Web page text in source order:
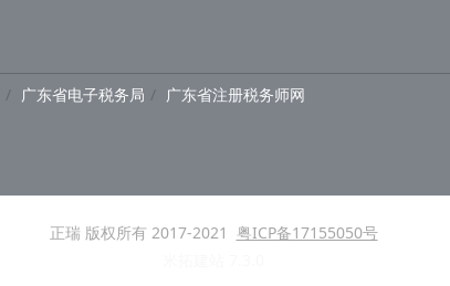
广东省电子税务局 广东省注册税务师网
正瑞 版权所有 2017-2021 粤ICP备17155050号